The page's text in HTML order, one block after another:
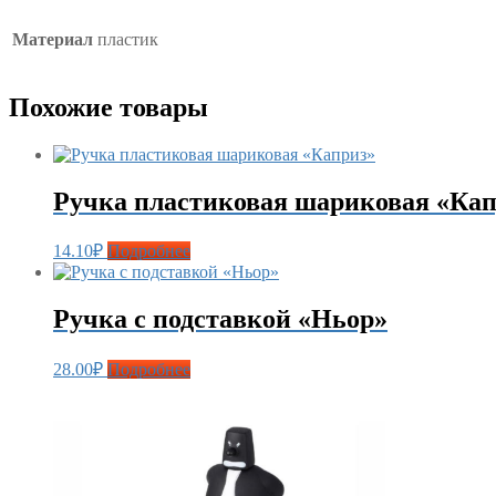
Материал пластик
Похожие товары
Ручка пластиковая шариковая
14.10₽ Подробнее
Ручка с подставкой «Ньор»
28.00₽ Подробнее